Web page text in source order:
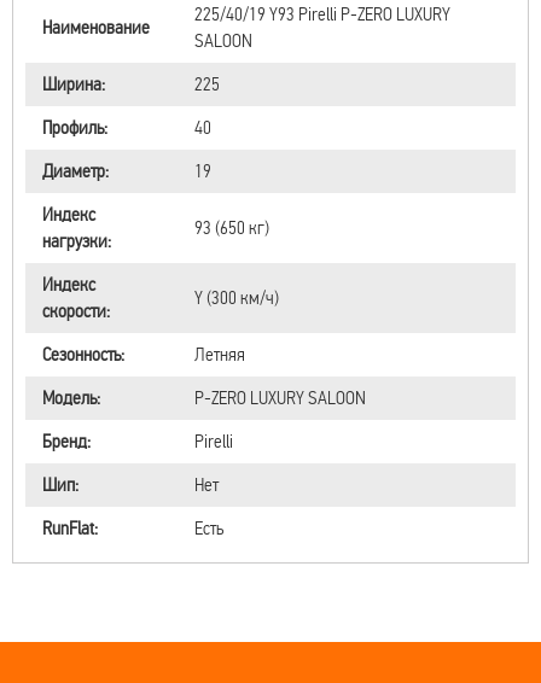
Наименование
225/40/19 Y93 Pirelli P-ZERO LUXURY
SALOON
Ширина:
225
Профиль:
40
Диаметр:
19
Индекс
нагрузки:
93 (650 кг)
Индекс
скорости:
Y (300 км/ч)
Сезонность:
Летняя
Модель:
P-ZERO LUXURY SALOON
Бренд:
Pirelli
Шип:
Нет
RunFlat:
Есть